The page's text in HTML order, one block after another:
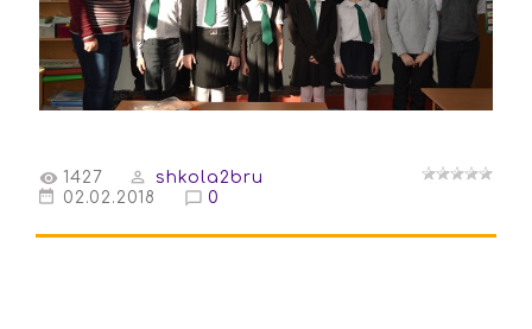
1427
shkola2bru
02.02.2018
0